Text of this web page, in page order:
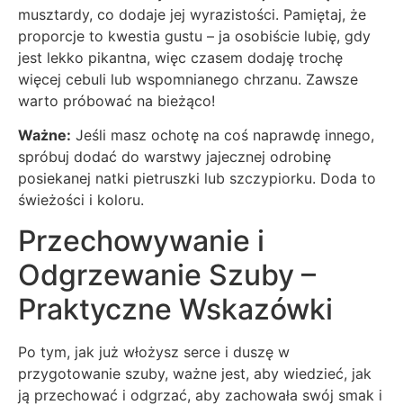
musztardy, co dodaje jej wyrazistości. Pamiętaj, że
proporcje to kwestia gustu – ja osobiście lubię, gdy
jest lekko pikantna, więc czasem dodaję trochę
więcej cebuli lub wspomnianego chrzanu. Zawsze
warto próbować na bieżąco!
Ważne: Jeśli masz ochotę na coś naprawdę innego,
spróbuj dodać do warstwy jajecznej odrobinę
posiekanej natki pietruszki lub szczypiorku. Doda to
świeżości i koloru.
Przechowywanie i
Odgrzewanie Szuby –
Praktyczne Wskazówki
Po tym, jak już włożysz serce i duszę w
przygotowanie szuby, ważne jest, aby wiedzieć, jak
ją przechować i odgrzać, aby zachowała swój smak i